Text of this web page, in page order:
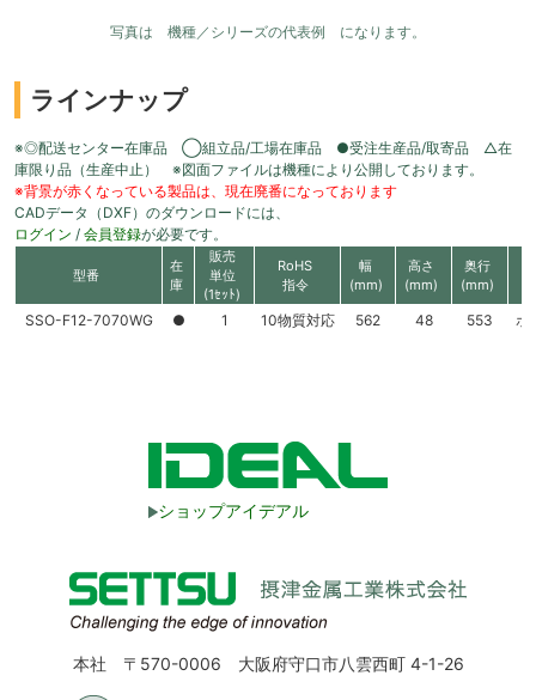
写真は 機種／シリーズの代表例 になります。
ラインナップ
※◎配送センター在庫品 ◯組立品/工場在庫品 ●受注生産品/取寄品 △在
庫限り品（生産中止） ※図面ファイルは機種により公開しております。
※背景が赤くなっている製品は、現在廃番になっております
CADデータ（DXF）のダウンロードには、
ログイン / 会員登録が必要です。
型番
在
庫
販売
単位
(1ｾｯﾄ)
RoHS
指令
幅
(mm)
高さ
(mm)
奥行
(mm)
SSO-F12-7070WG ● 1 10物質対応 562 48 553 ホ
ショップアイデアル
本社 〒570-0006 大阪府守口市八雲西町 4-1-26